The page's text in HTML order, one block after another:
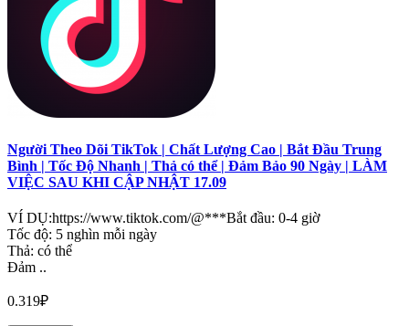
Người Theo Dõi TikTok | Chất Lượng Cao | Bắt Đầu Trung
Bình | Tốc Độ Nhanh | Thả có thể | Đảm Bảo 90 Ngày | LÀM
VIỆC SAU KHI CẬP NHẬT 17.09
VÍ DỤ:https://www.tiktok.com/@***Bắt đầu: 0-4 giờ
Tốc độ: 5 nghìn mỗi ngày
Thả: có thể
Đảm ..
0.319₽